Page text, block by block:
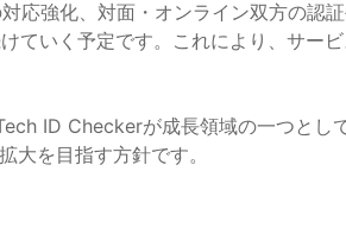
応強化、対面・オンライン双方の認
ていく予定です。これにより、サー
ID Checkerが成長領域の一つとし
大を目指す方針です。